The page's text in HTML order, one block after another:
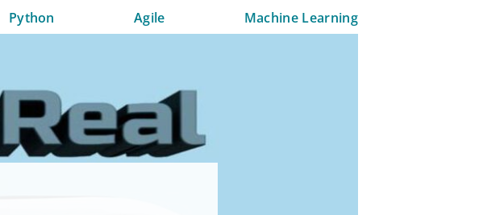
Python Agile Machine Learning